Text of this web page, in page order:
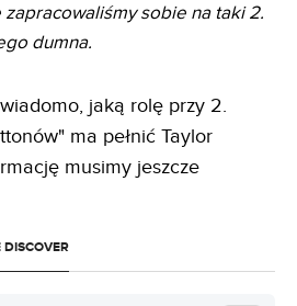
sobie na taki 2.
dumna.
jaką rolę przy 2.
ma pełnić Taylor
musimy jeszcze
DISCOVER